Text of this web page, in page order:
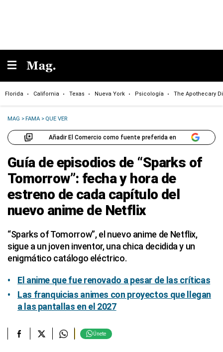
Florida California Texas Nueva York Psicología The Apothecary
MAG >FAMA > QUE VER
Añadir El Comercio como fuente preferida en
Guía de episodios de “Sparks of
Tomorrow”: fecha y hora de
estreno de cada capítulo del
nuevo anime de Netflix
“Sparks of Tomorrow”, el nuevo anime de Netflix,
sigue a un joven inventor, una chica decidida y un
enigmático catálogo eléctrico.
El anime que fue renovado a pesar de las críticas
Las franquicias animes con proyectos que llegan
a las pantallas en el 2027
Únete